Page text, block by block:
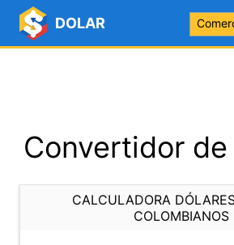
DOLAR
Convertidor de
CALCULADORA
COLOMBIANOS